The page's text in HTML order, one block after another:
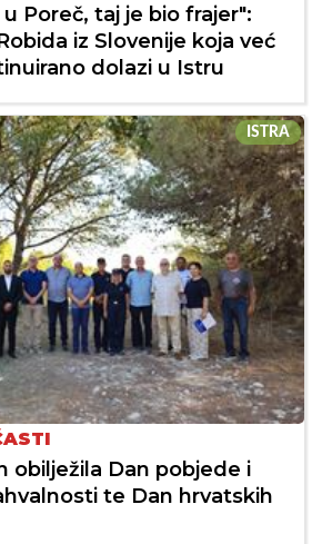
Poreč, taj je bio frajer":
iz Slovenije koja već
dolazi u Istru
ISTRA
obilježila Dan pobjede i
te Dan hrvatskih